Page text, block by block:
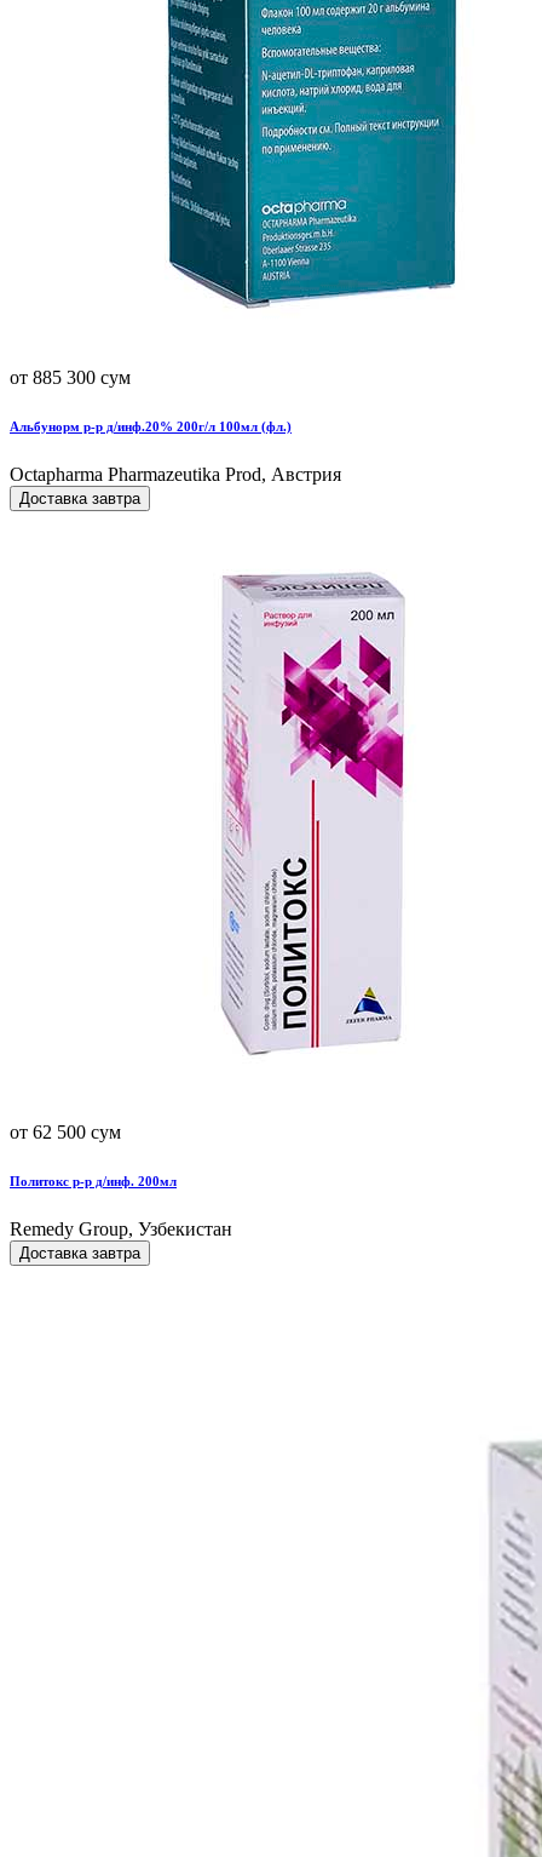
от 885 300 сум
Альбунорм р-р д/инф.20% 200г/л 100мл (фл.)
Octapharma Pharmazeutika Prod, Австрия
Доставка завтра
от 62 500 сум
Политокс р-р д/инф. 200мл
Remedy Group, Узбекистан
Доставка завтра